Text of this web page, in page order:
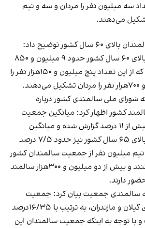
سه میلیون نفر را مردان و سه و نیم
می‌دهند.
او درباره جمعیت سالمندان بالای ۶۰ سال کشور توضیح داد:
جمعیت سالمندان بالای ۶۰ سال کشور حدود ۹ میلیون و ۸۵۰
هزار نفر گزارش شده که از این تعداد پنج میلیون و ۱۵۰هزار نفر را
شورای ملی سالمندی کشور درباره
کشور اظهار کرد: میانگین جمعیت
سالمند کشور کمی بیش از ۱۱ درصد گزارش شده و میانگین
جمعیت سالمندان بالای ۶۵ سال کشور نیز حدود ۷/۵ درصد
میلیون نفر از جمعیت سالمندان کشور
در شهرها زندگی‌ می‌کنند و بیش از دو میلیون و ۳۰۰هزار سالمند
دارند.
سالمندی جمعیت بیان‌ کرد: جمعیت
سالمندان استان‌های گیلان و مازندران، به ترتیب با ۱۶/۳۵درصد
است و با توجه به اینکه جمعیت سالمندان این